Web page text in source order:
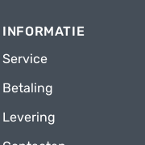
INFORMATIE
Service
Betaling
Levering